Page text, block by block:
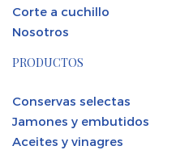
Corte a cuchillo
Nosotros
PRODUCTOS
Conservas selectas
Jamones y embutidos
Aceites y vinagres